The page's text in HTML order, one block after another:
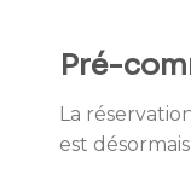
Pré-
La
est